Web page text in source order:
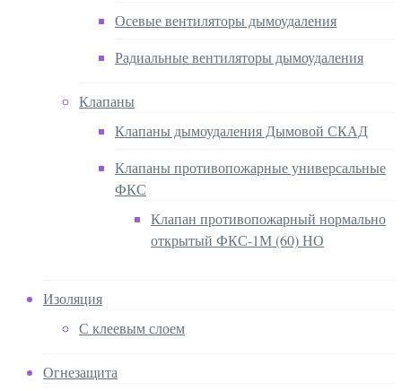
Осевые вентиляторы дымоудаления
Радиальные вентиляторы дымоудаления
Клапаны
Клапаны дымоудаления Дымовой СКАД
Клапаны противопожарные универсальные
ФКС
Клапан противопожарный нормально
открытый ФКС-1М (60) НО
Изоляция
С клеевым слоем
Огнезащита